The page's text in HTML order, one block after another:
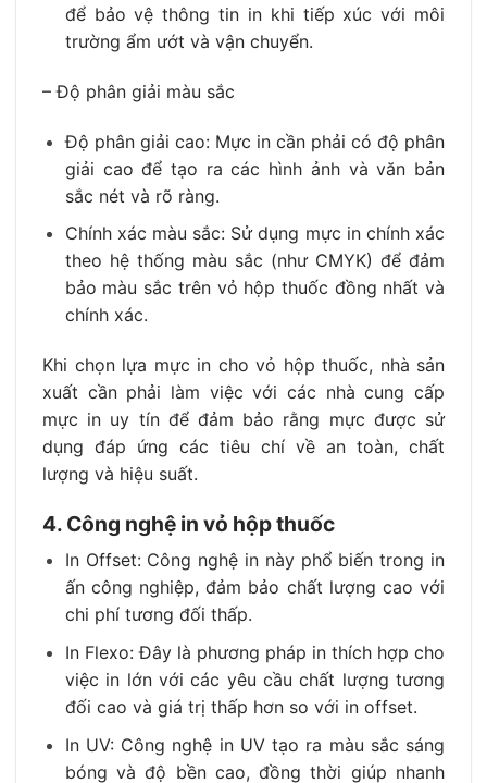
để bảo vệ thông tin in khi tiếp xúc với môi
trường ẩm ướt và vận chuyển.
– Độ phân giải màu sắc
Độ phân giải cao: Mực in cần phải có độ phân
giải cao để tạo ra các hình ảnh và văn bản
sắc nét và rõ ràng.
Chính xác màu sắc: Sử dụng mực in chính xác
theo hệ thống màu sắc (như CMYK) để đảm
bảo màu sắc trên vỏ hộp thuốc đồng nhất và
chính xác.
Khi chọn lựa mực in cho vỏ hộp thuốc, nhà sản
xuất cần phải làm việc với các nhà cung cấp
mực in uy tín để đảm bảo rằng mực được sử
dụng đáp ứng các tiêu chí về an toàn, chất
lượng và hiệu suất.
4. Công nghệ in vỏ hộp thuốc
In Offset: Công nghệ in này phổ biến trong in
ấn công nghiệp, đảm bảo chất lượng cao với
chi phí tương đối thấp.
In Flexo: Đây là phương pháp in thích hợp cho
việc in lớn với các yêu cầu chất lượng tương
đối cao và giá trị thấp hơn so với in offset.
In UV: Công nghệ in UV tạo ra màu sắc sáng
bóng và độ bền cao, đồng thời giúp nhanh